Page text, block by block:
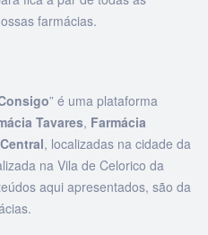
farmácias.
” é uma plataforma
Tavares, Farmácia
, localizadas na cidade da
na Vila de Celorico da
aqui apresentados, são da